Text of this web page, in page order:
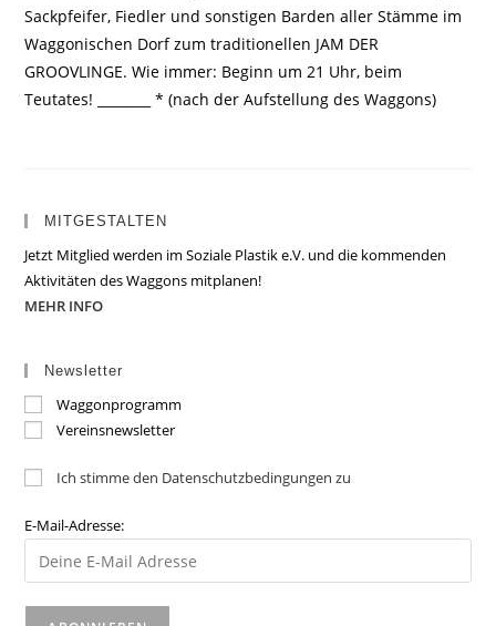
Sackpfeifer, Fiedler und sonstigen Barden aller Stämme im
Waggonischen Dorf zum traditionellen JAM DER
GROOVLINGE. Wie immer: Beginn um 21 Uhr, beim
Teutates! ________ * (nach der Aufstellung des Waggons)
MITGESTALTEN
Jetzt Mitglied werden im Soziale Plastik e.V. und die kommenden
Aktivitäten des Waggons mitplanen!
MEHR INFO
Newsletter
Waggonprogramm
Vereinsnewsletter
Ich stimme den Datenschutzbedingungen zu
E-Mail-Adresse: